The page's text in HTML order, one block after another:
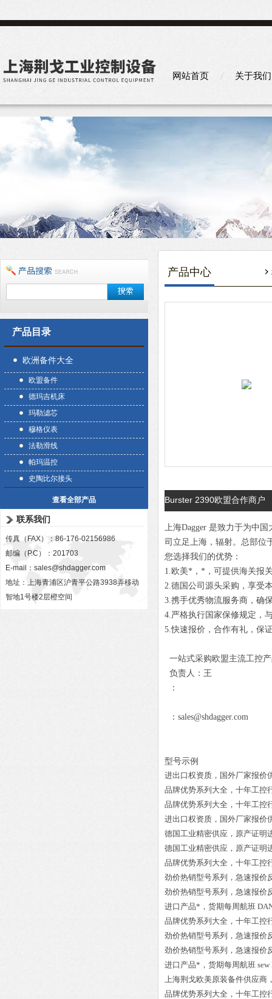
网站首页 关于我们
产品目录
欧洲备件大全
欧盟备件
德玛吉机床
玛勒滤芯
穆格仪表
法勒滑线
帕玛温控
史陶比尔接头
查看全部产品
联系我们
传真（FAX）：86-176-02156986
邮编（P.C）：201703
E-mail： sales@shdagger.com
地址：上海青浦区沪青平公路3938弄移动
智地1号楼2层橙空间
产品中心
Burster 2390欧盟合作商户
上海Dagger 是致力于为中
司立足上海，辐射。总部位
您选择我们的优势：
1.欧美*，*，可提供海关报
2.德国公司源头采购，享受
3.携手优秀物流服务商，确
4.严格执行国家保修规定，
5.快速报价，合作有礼，保
一站式采购欧盟主流工控
负责人：王
：
：sales@shdagger.com
型号示例
进出口权资质，国外厂家报价
品牌优势系列大全，十年工控
品牌优势系列大全，十年工控
进出口权资质，国外厂家报价
德国工业精密供应，原产证明
德国工业精密供应，原产证明
品牌优势系列大全，十年工控
劲价热销型号系列，急速报价
劲价热销型号系列，急速报价
进口产品*，货期每周航班
品牌优势系列大全，十年工控
劲价热销型号系列，急速报价
劲价热销型号系列，急速报价
进口产品*，货期每周航班
上海荆戈欧美原装备件供应商
品牌优势系列大全，十年工控